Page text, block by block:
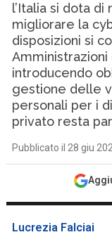
l’Italia si dota
migliorare la
disposizioni si
introducendo
gestione delle
personali per i
privato resta
Pubblicato il 28 giu
Lucrezia Falciai